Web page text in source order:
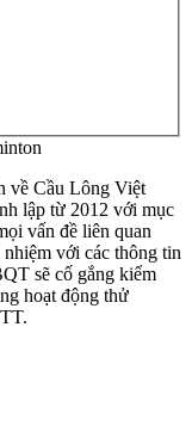
về Cầu Lông Việt
lập từ 2012 với mục
vấn đề liên quan
với các thông tin
sẽ cố gắng kiểm
hoạt động thử